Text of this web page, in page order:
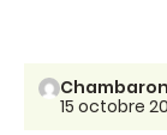
Chambaron
15 octobre